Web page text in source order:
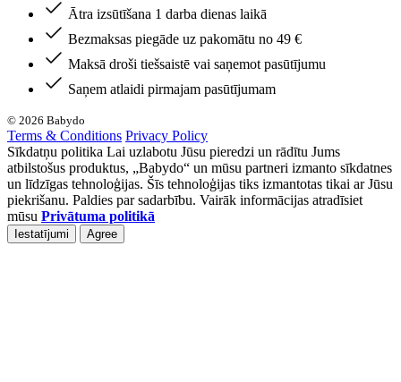
Ātra izsūtīšana 1 darba dienas laikā
Bezmaksas piegāde uz pakomātu no 49 €
Maksā droši tiešsaistē vai saņemot pasūtījumu
Saņem atlaidi pirmajam pasūtījumam
© 2026 Babydo
Terms & Conditions Privacy Policy
Sīkdatņu politika Lai uzlabotu Jūsu pieredzi un rādītu Jums
atbilstošus produktus, „Babydo“ un mūsu partneri izmanto sīkdatnes
un līdzīgas tehnoloģijas. Šīs tehnoloģijas tiks izmantotas tikai ar Jūsu
piekrišanu. Paldies par sadarbību. Vairāk informācijas atradīsiet
mūsu Privātuma politikā
Iestatījumi Agree